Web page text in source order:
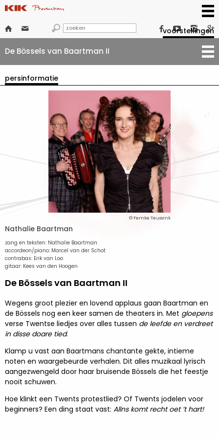
      
voorstellingen
De Bössels van Baartman II
persinformatie
© Femke Teussink
Nathalie Baartman
zang en teksten: Nathalie Baartman
accordeon/piano: Marcel van der Schot
contrabas: Erik van Loo
gitaar: Kees van den Hoogen
De Bössels van Baartman II
Wegens groot plezier en lovend applaus gaan Baartman en
de Bössels nog een keer samen de theaters in. Met gloepens
verse Twentse liedjes over alles tussen de leefde en verdreet
in disse doare tied.
Klamp u vast aan Baartmans chantante gekte, intieme
noten en waargebeurde verhalen. Dit alles muzikaal lyrisch
aangezwengeld door haar bruisende Bössels die het feestje
nooit schuwen.
Hoe klinkt een Twents protestlied? Of Twents jodelen voor
beginners? Een ding staat vast: Allns komt recht oet ’t hart!